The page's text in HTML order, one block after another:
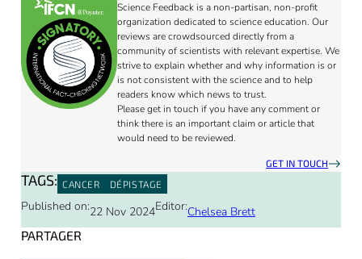
Science Feedback is a non-partisan, non-profit
organization dedicated to science education. Our
reviews are crowdsourced directly from a
community of scientists with relevant expertise. We
strive to explain whether and why information is or
is not consistent with the science and to help
readers know which news to trust.
Please get in touch if you have any comment or
think there is an important claim or article that
would need to be reviewed.
GET IN TOUCH
TAGS: CANCER DÉPISTAGE
Published on:22 Nov 2024Editor:Chelsea Brett
PARTAGER